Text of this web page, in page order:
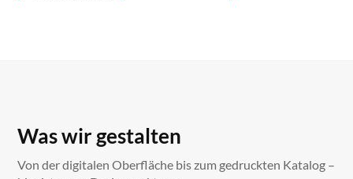
Was wir gestalten
Von der digitalen Oberfläche bis zum gedruckten Katalog –